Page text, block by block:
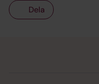
Dela